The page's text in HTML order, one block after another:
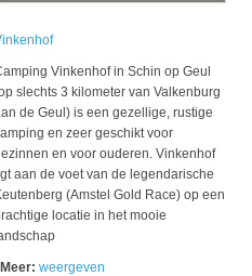
Vinkenhof in Schin op Geul
slechts 3 kilometer van Valkenburg
de Geul) is een gezellige, rustige
en zeer geschikt voor
en voor ouderen. Vinkenhof
aan de voet van de legendarische
(Amstel Gold Race) op een
locatie in het mooie
weergeven